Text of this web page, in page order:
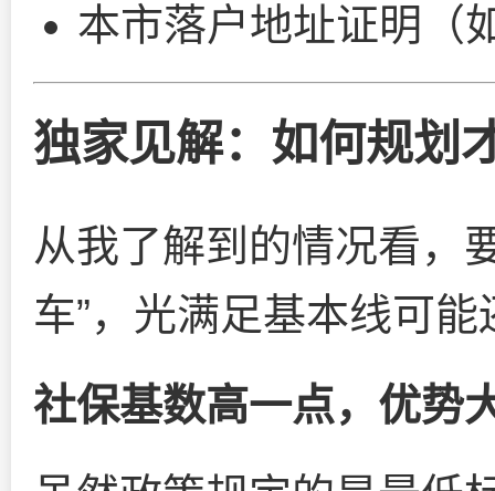
本市落户地址证明（
独家见解：如何规划
从我了解到的情况看，
车”，光满足基本线可
社保基数高一点，优势